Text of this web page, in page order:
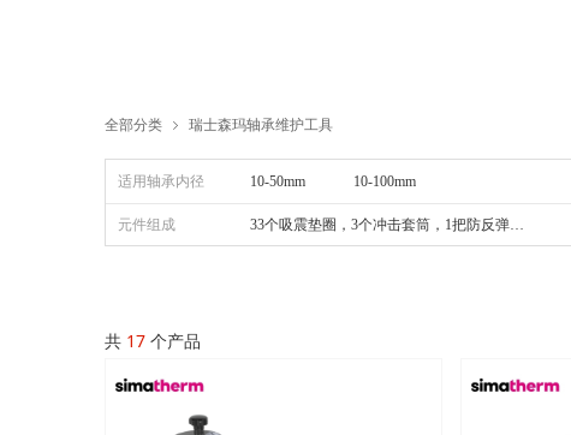
全部分类 ꁇ 瑞士森玛轴承维护工具
适用轴承内径 10-50mm 10-100mm
元件组成 33个吸震垫圈，3个冲击套筒，1把防反弹…
共 17 个产品